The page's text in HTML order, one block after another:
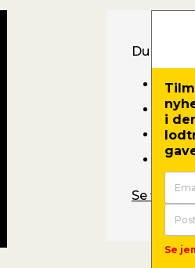
Du skal
Se filmen
i
Se